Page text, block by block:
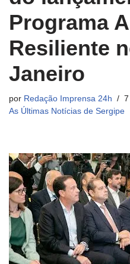
Programa
Resiliente
Janeiro
por Redação Imprensa 24h
As Últimas Notícias de Sergipe